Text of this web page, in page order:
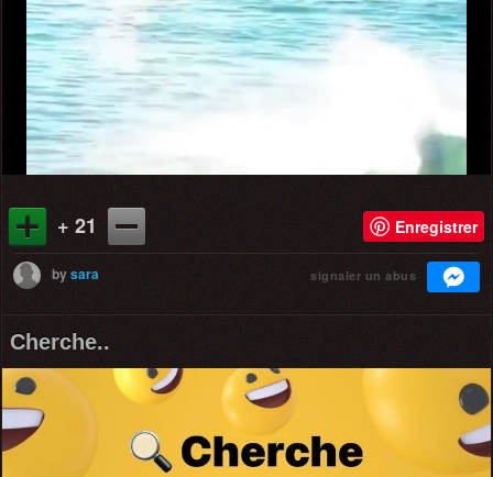
+ 21 Enregistrer
bysara signaler un abus
Cherche..